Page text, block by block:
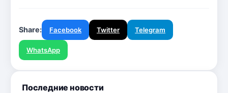
Share: Facebook Twitter Telegram
WhatsApp
Последние новости